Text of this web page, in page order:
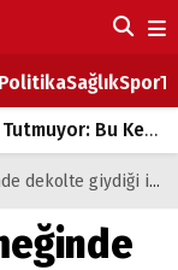
SağlıkSpor
de Mem u Zîn Oldu!
ağır yük
Hülya Avşar'dan açıklama